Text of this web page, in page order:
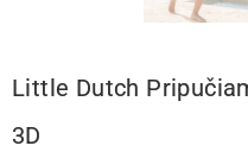
Little Dutch
3D